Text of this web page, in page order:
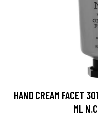
HAND CREAM FACET
ML